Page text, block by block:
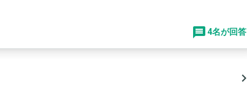
4名が回答
navigate_next